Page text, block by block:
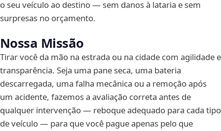
o seu veículo ao destino — sem danos à lataria e sem
surpresas no orçamento.
Nossa Missão
Tirar você da mão na estrada ou na cidade com agilidade e
transparência. Seja uma pane seca, uma bateria
descarregada, uma falha mecânica ou a remoção após
um acidente, fazemos a avaliação correta antes de
qualquer intervenção — reboque adequado para cada tipo
de veículo — para que você pague apenas pelo que